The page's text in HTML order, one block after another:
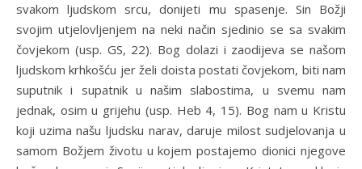
svakom ljudskom srcu, donijeti mu spasenje. Sin Božji
svojim utjelovljenjem na neki način sjedinio se sa svakim
čovjekom (usp. GS, 22). Bog dolazi i zaodijeva se našom
ljudskom krhkošću jer želi doista postati čovjekom, biti nam
suputnik i supatnik u našim slabostima, u svemu nam
jednak, osim u grijehu (usp. Heb 4, 15). Bog nam u Kristu
koji uzima našu ljudsku narav, daruje milost sudjelovanja u
samom Božjem životu u kojem postajemo dionici njegove